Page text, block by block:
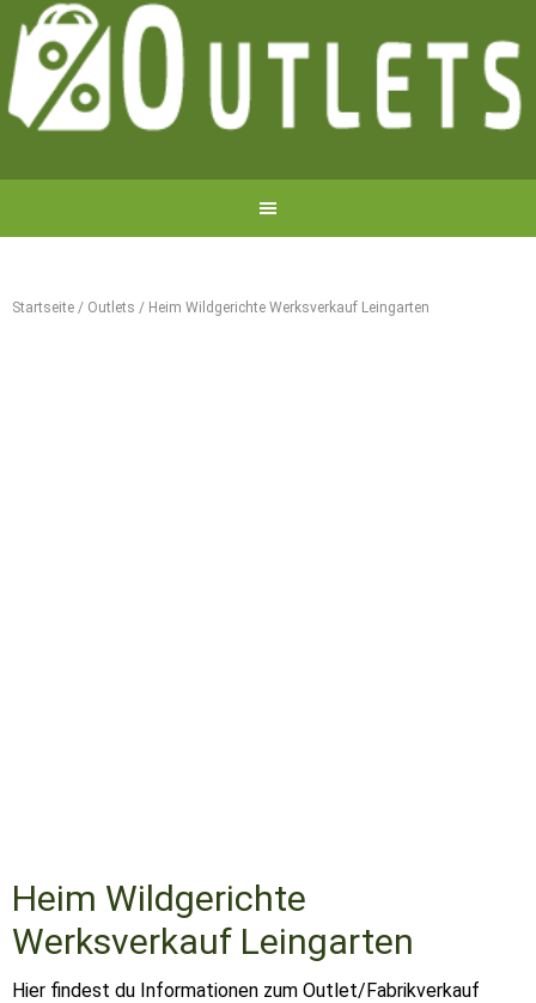
Startseite / Outlets / Heim Wildgerichte Werksverkauf Leingarten
Heim Wildgerichte
Werksverkauf Leingarten
Hier findest du Informationen zum Outlet/Fabrikverkauf